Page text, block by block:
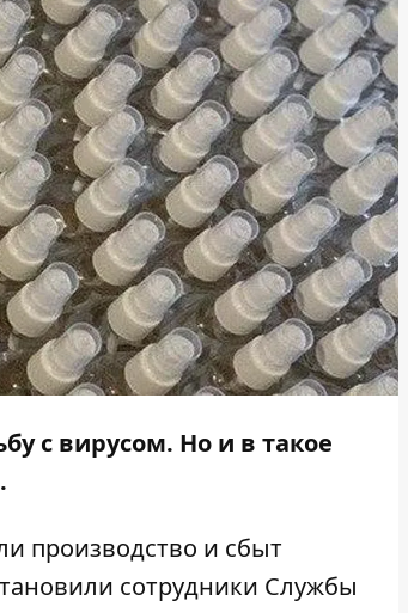
с вирусом. Но и в такое
производство и сбыт
сотрудники Службы